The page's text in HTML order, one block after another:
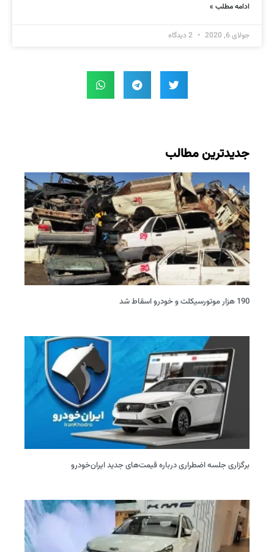
ادامه مطلب »
جولای 6, 2020
جدیدترین مطالب
190 هزار موتورسیکلت و خودرو اسقاط شد
برگزاری جلسه اضطراری درباره قیمت‌های جدید ایران‌خودرو